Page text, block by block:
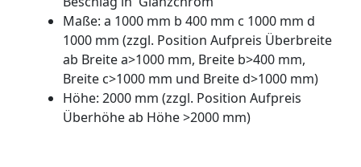
Maße: a 1000 mm b 400 mm c 1000 mm d
1000 mm (zzgl. Position Aufpreis Überbreite
ab Breite a>1000 mm, Breite b>400 mm,
Breite c>1000 mm und Breite d>1000 mm)
Höhe: 2000 mm (zzgl. Position Aufpreis
Überhöhe ab Höhe >2000 mm)